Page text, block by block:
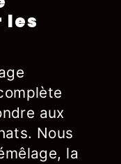
les
aux
Nous
la